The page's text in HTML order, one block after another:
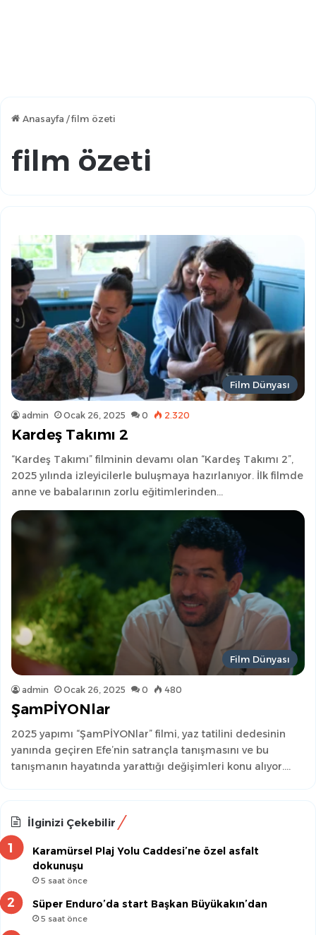
Anasayfa /film özeti
film özeti
Film Dünyası
admin Ocak 26, 2025 0 2.320
Kardeş Takımı 2
“Kardeş Takımı” filminin devamı olan “Kardeş Takımı 2”,
2025 yılında izleyicilerle buluşmaya hazırlanıyor. İlk filmde
anne ve babalarının zorlu eğitimlerinden…
Film Dünyası
admin Ocak 26, 2025 0 480
ŞamPİYONlar
2025 yapımı “ŞamPİYONlar” filmi, yaz tatilini dedesinin
yanında geçiren Efe’nin satrançla tanışmasını ve bu
tanışmanın hayatında yarattığı değişimleri konu alıyor.…
İlginizi Çekebilir
Karamürsel Plaj Yolu Caddesi’ne özel asfalt
dokunuşu
5 saat önce
Süper Enduro’da start Başkan Büyükakın’dan
5 saat önce